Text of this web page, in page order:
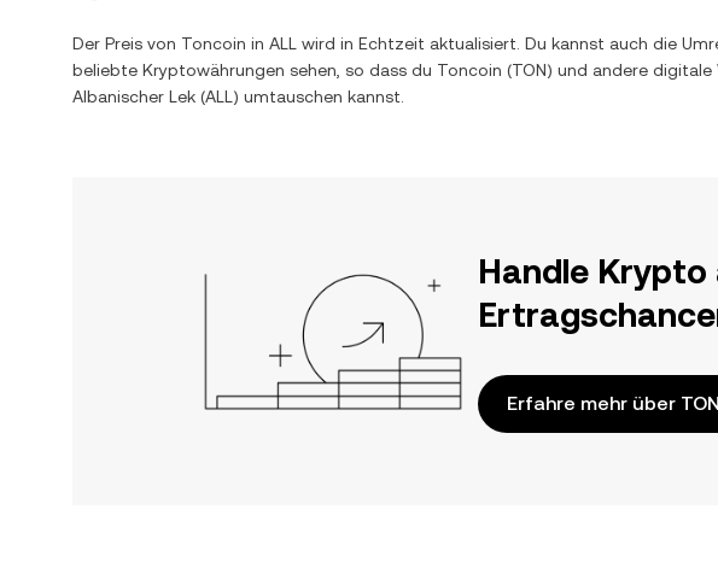
Der Preis von Toncoin in ALL wird in Echtzeit aktualisiert. Du kannst auch die
beliebte Kryptowährungen sehen, so dass du Toncoin (TON) und andere digitale
Albanischer Lek (ALL ) umtauschen kannst.
Handle
Erfahre mehr über TON